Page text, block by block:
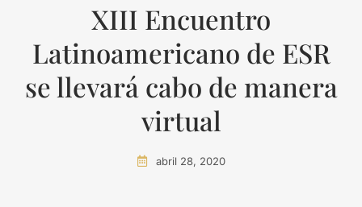
XIII Encuentro
Latinoamericano de ESR
se llevará cabo de manera
virtual
abril 28, 2020